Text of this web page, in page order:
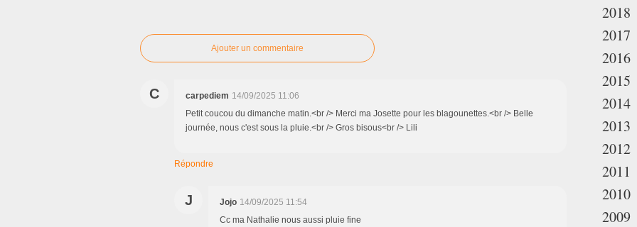
Ajouter un commentaire
C carpediem 14/09/2025 11:06
Petit coucou du dimanche matin.<br /> Merci ma Josette pour les blagounettes.<br /> Belle
journée, nous c'est sous la pluie.<br /> Gros bisous<br /> Lili
Répondre
J Jojo 14/09/2025 11:54
Cc ma Nathalie nous aussi pluie fine
2018
2017
2016
2015
2014
2013
2012
2011
2010
2009